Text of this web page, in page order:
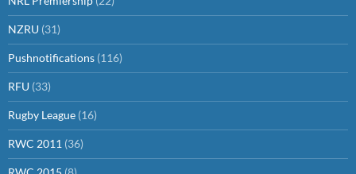
NZRU (31)
Pushnotifications (116)
RFU (33)
Rugby League (16)
RWC 2011 (36)